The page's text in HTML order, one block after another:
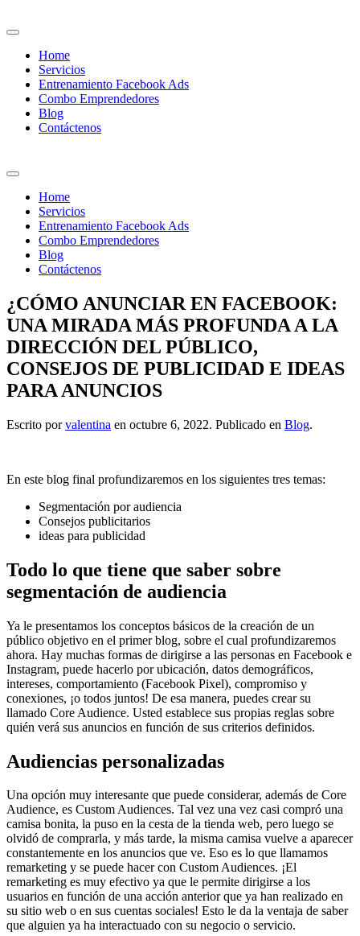
Home
Servicios
Entrenamiento Facebook Ads
Combo Emprendedores
Blog
Contáctenos
Home
Servicios
Entrenamiento Facebook Ads
Combo Emprendedores
Blog
Contáctenos
¿CÓMO ANUNCIAR EN FACEBOOK:
UNA MIRADA MÁS PROFUNDA A LA
DIRECCIÓN DEL PÚBLICO,
CONSEJOS DE PUBLICIDAD E IDEAS
PARA ANUNCIOS
Escrito porvalentina en octubre 6, 2022. Publicado en Blog.
En este blog final profundizaremos en los siguientes tres temas:
Segmentación por audiencia
Consejos publicitarios
ideas para publicidad
Todo lo que tiene que saber sobre
segmentación de audiencia
Ya le presentamos los conceptos básicos de la creación de un
público objetivo en el primer blog, sobre el cual profundizaremos
ahora. Hay muchas formas de dirigirse a las personas en Facebook e
Instagram, puede hacerlo por ubicación, datos demográficos,
intereses, comportamiento (Facebook Pixel), compromiso y
conexiones, ¡o todos juntos! De esa manera, puedes crear su
llamado Core Audience. Usted establece sus propias reglas sobre
quién verá sus anuncios en función de sus criterios definidos.
Audiencias personalizadas
Una opción muy interesante que puede considerar, además de Core
Audience, es Custom Audiences. Tal vez una vez casi compró una
camisa bonita, la puso en la cesta de la tienda web, pero luego se
olvidó de comprarla, y más tarde, la misma camisa vuelve a aparecer
constantemente en los anuncios que ve. Eso es lo que llamamos
remarketing y se puede hacer con Custom Audiences. ¡El
remarketing es muy efectivo ya que le permite dirigirse a los
usuarios en función de una acción anterior que ya han realizado en
su sitio web o en sus cuentas sociales! Esto le da la ventaja de saber
que alguien ya ha interactuado con su negocio o servicio.